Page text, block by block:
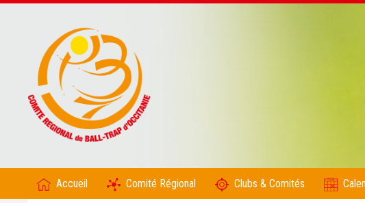
Accueil Comité Régional Clubs & Comités